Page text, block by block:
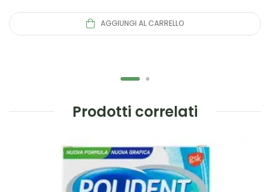
AGGIUNGI AL CARRELLO
Prodotti correlati